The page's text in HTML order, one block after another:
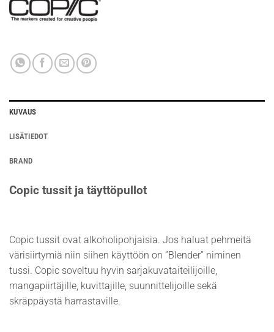
KUVAUS
LISÄTIEDOT
BRAND
Copic tussit ja täyttöpullot
Copic tussit ovat alkoholipohjaisia. Jos haluat pehmeitä
värisiirtymiä niin siihen käyttöön on ”Blender” niminen
tussi. Copic soveltuu hyvin sarjakuvataiteilijoille,
mangapiirtäjille, kuvittajille, suunnittelijoille sekä
skräppäystä harrastaville.